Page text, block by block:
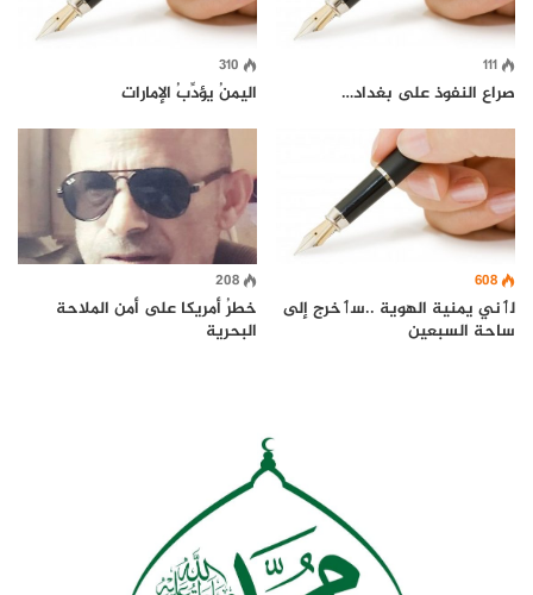
111
صراع النفوذ على بغداد…
310
اليمنُ يؤدِّبُ الإمارات
608
لٲني يمنية الهوية ..سٲخرج إلى
ساحة السبعين
208
خطرُ أمريكا على أمن الملاحة
البحرية